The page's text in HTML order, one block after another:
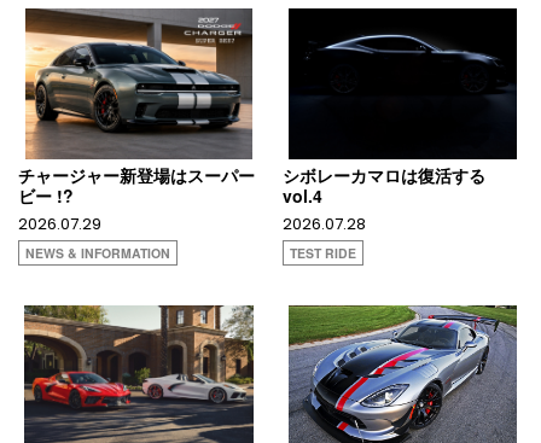
チャージャー新登場はスーパー
ビー !?
2026.07.29
NEWS & INFORMATION
シボレーカマロは復活する
vol.4
2026.07.28
TEST RIDE